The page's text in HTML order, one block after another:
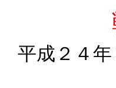
戦略
平成２４